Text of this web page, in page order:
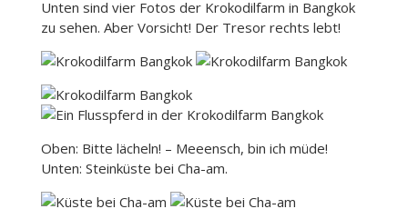
Unten sind vier Fotos der Krokodilfarm in Bangkok
zu sehen. Aber Vorsicht! Der Tresor rechts lebt!
Oben: Bitte lächeln! – Meeensch, bin ich müde!
Unten: Steinküste bei Cha-am.